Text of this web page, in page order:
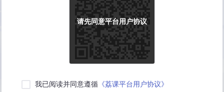
请先同意平台用户协议
我已阅读并同意遵循 《荔课平台用户协议》